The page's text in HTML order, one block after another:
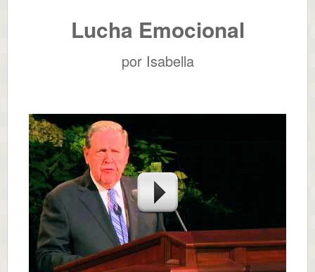
Lucha Emocional
por Isabella